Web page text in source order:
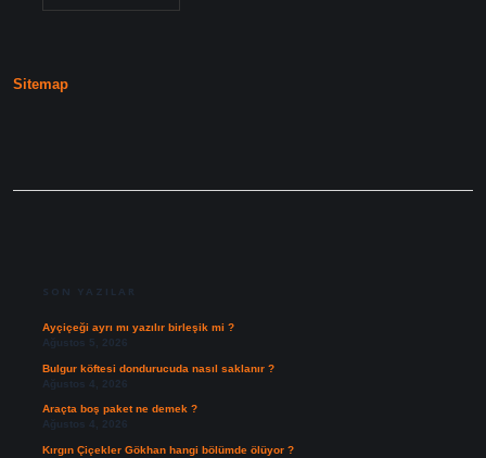
Sitemap
SON YAZILAR
Ayçiçeği ayrı mı yazılır birleşik mi ?
Ağustos 5, 2026
Bulgur köftesi dondurucuda nasıl saklanır ?
Ağustos 4, 2026
Araçta boş paket ne demek ?
Ağustos 4, 2026
Kırgın Çiçekler Gökhan hangi bölümde ölüyor ?